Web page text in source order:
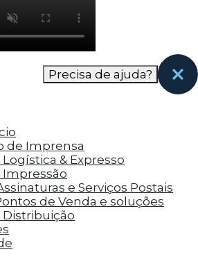
interagem com o site. Esses
a fornecer informações sobre
de visitantes, taxa de
do tráfego, etc.
como compartilhar o
em plataformas de social
e outros recursos de
são usados para
anúncios
base nas páginas que eles
analisar a eficácia da
Precisa de ajuda?
de Imprensa
& Expresso
Impressão
e Serviços Postais
de Venda e soluções
Distribuição